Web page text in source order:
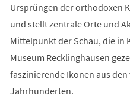
Ursprüngen der orthodoxen
und stellt zentrale Orte und
Mittelpunkt der Schau, die in
Museum Recklinghausen
faszinierende Ikonen aus
Jahrhunderten.